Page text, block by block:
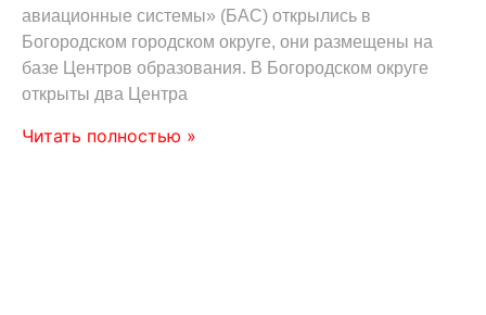
авиационные системы» (БАС) открылись в
Богородском городском округе, они размещены на
базе Центров образования. В Богородском округе
открыты два Центра
Читать полностью »